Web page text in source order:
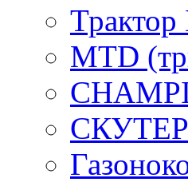
Трактор
MTD
СКУТЕР